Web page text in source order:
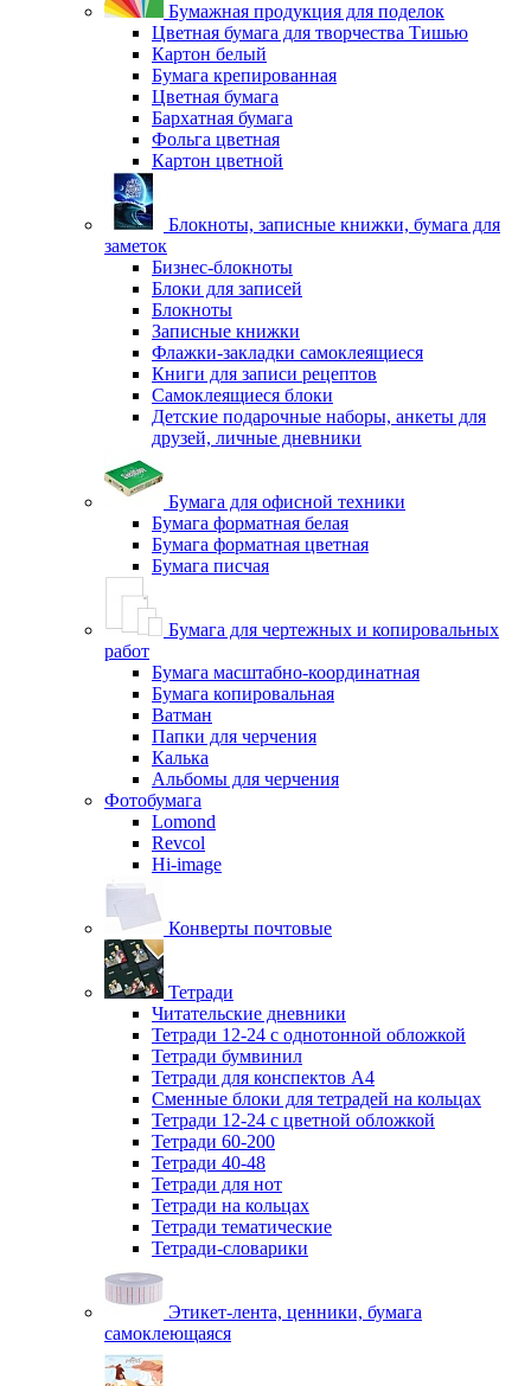
Бумажная продукция для поделок
Цветная бумага для творчества Тишью
Картон белый
Бумага крепированная
Цветная бумага
Бархатная бумага
Фольга цветная
Картон цветной
Блокноты, записные книжки, бумага для
заметок
Бизнес-блокноты
Блоки для записей
Блокноты
Записные книжки
Флажки-закладки самоклеящиеся
Книги для записи рецептов
Самоклеящиеся блоки
Детские подарочные наборы, анкеты для
друзей, личные дневники
Бумага для офисной техники
Бумага форматная белая
Бумага форматная цветная
Бумага писчая
Бумага для чертежных и копировальных
работ
Бумага масштабно-координатная
Бумага копировальная
Ватман
Папки для черчения
Калька
Альбомы для черчения
Фотобумага
Lomond
Revcol
Hi-image
Конверты почтовые
Тетради
Читательские дневники
Тетради 12-24 с однотонной обложкой
Тетради бумвинил
Тетради для конспектов А4
Сменные блоки для тетрадей на кольцах
Тетради 12-24 с цветной обложкой
Тетради 60-200
Тетради 40-48
Тетради для нот
Тетради на кольцах
Тетради тематические
Тетради-словарики
Этикет-лента, ценники, бумага
самоклеющаяся